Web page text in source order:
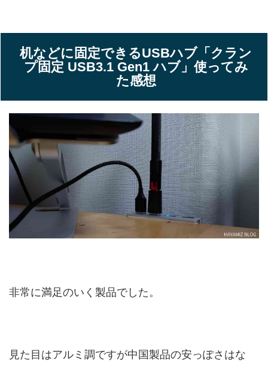
机などに固定できるUSBハブ「クラン
プ固定 USB3.1 Gen1 ハブ」使ってみ
た感想
非常に満足のいく製品でした。
見た目はアルミ調ですが中国製品の安っぽさはな